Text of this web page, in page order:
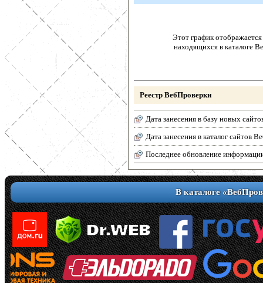
Этот график отображается
находящихся в каталоге
Реестр ВебПроверки
Дата занесения в базу новых
Дата занесения в каталог сайтов
Последнее обновление
В каталоге